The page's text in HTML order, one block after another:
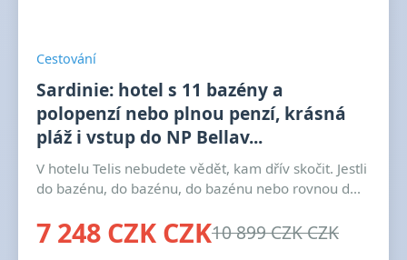
Cestování
Sardinie: hotel s 11 bazény a
polopenzí nebo plnou penzí, krásná
pláž i vstup do NP Bellav...
V hotelu Telis nebudete vědět, kam dřív skočit. Jestli
do bazénu, do bazénu, do bazénu nebo rovnou d...
7 248 CZK CZK10 899 CZK CZK